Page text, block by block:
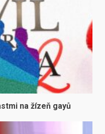
na žízeň gayů